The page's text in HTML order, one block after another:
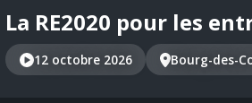
La RE2020 pour les
12 octobre 2026 Bourg-des-